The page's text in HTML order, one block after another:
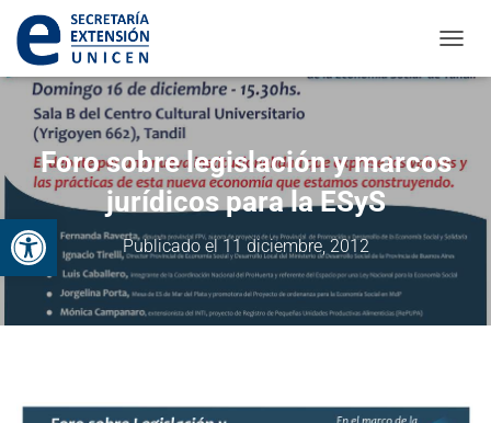
Abrir barra de herramientas
Foro sobre legislación y marcos
jurídicos para la ESyS
Publicado el11 diciembre, 2012